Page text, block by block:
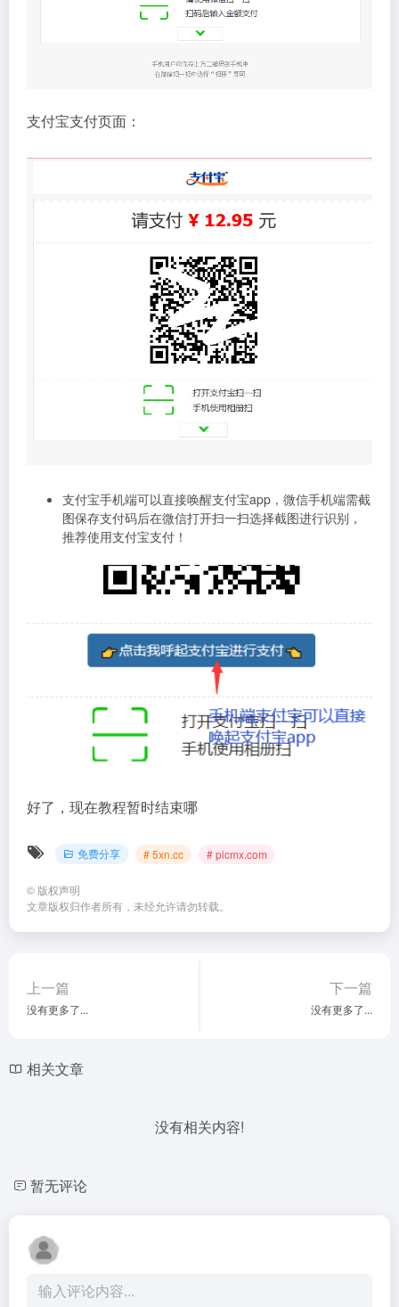
支付宝支付页面：
支付宝手机端可以直接唤醒支付宝app，微信手机端需截
图保存支付码后在微信打开扫一扫选择截图进行识别，
推荐使用支付宝支付！
好了，现在教程暂时结束哪
免费分享 # 5xn.cc # picmx.com
© 版权声明
文章版权归作者所有，未经允许请勿转载。
上一篇
没有更多了...
下一篇
没有更多了...
相关文章
没有相关内容!
暂无评论